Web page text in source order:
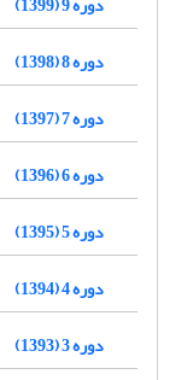
دوره 8 (1398)
دوره 7 (1397)
دوره 6 (1396)
دوره 5 (1395)
دوره 4 (1394)
دوره 3 (1393)